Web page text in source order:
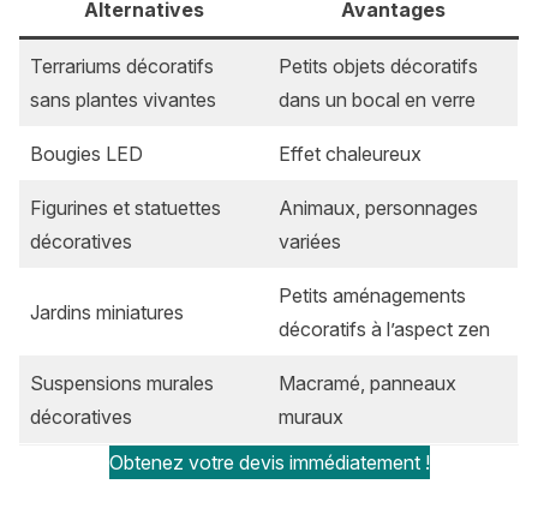
Alternatives
Avantages
Terrariums décoratifs
sans plantes vivantes
Petits objets décoratifs
dans un bocal en verre
Bougies LED Effet chaleureux
Figurines et statuettes
décoratives
Animaux, personnages
variées
Jardins miniatures
Petits aménagements
décoratifs à l’aspect zen
Suspensions murales
décoratives
Macramé, panneaux
muraux
Obtenez votre devis immédiatement !